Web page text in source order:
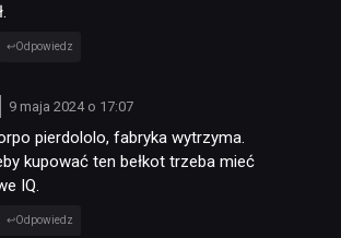
Odpowiedz
9 maja 2024 o 17:07
pierdololo, fabryka wytrzyma.
kupować ten bełkot trzeba mieć
IQ.
Odpowiedz